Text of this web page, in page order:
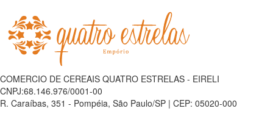
COMERCIO DE CEREAIS QUATRO ESTRELAS - EIRELI
CNPJ:68.146.976/0001-00
R. Caraíbas, 351 - Pompéia, São Paulo/SP | CEP: 05020-000